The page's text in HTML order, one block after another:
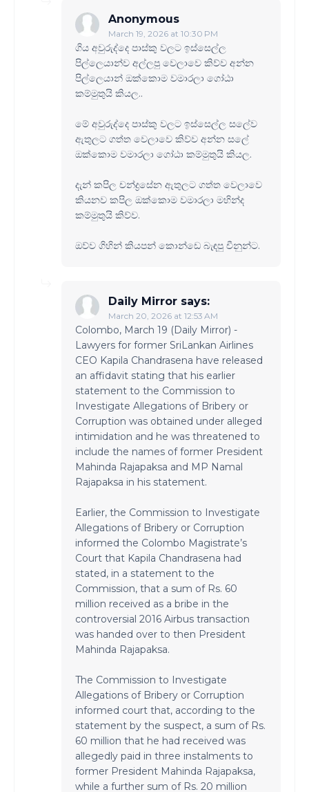
Anonymous
March 19, 2026 at 10:30 PM
ගිය අවුරුද්දෙ පාස්කු වලට ඉස්සෙල්ල
පිල්ලෙයාන්ව අල්ලපු වෙලාවෙ කිව්ව අන්න
පිල්ලෙයාන් ඔක්කොම වමාරලා ගෝඨා
කම්මුතුයි කියල..
මේ අවුරුද්දෙ පාස්කු වලට ඉස්සෙල්ල සලේව
ඇතුලට ගත්ත වෙලාවෙ කිව්ව අන්න සලේ
ඔක්කොම වමාරලා ගෝඨා කම්මුතුයි කියල.
දැන් කපිල චන්ද්‍රසේන ඇතුලට ගත්ත වෙලාවෙ
කියනව කපිල ඔක්කොම වමාරලා මහින්ද
කම්මුතුයි කිව්ව.
ඔව්ව ගිහින් කියපන් කොන්ඩෙ බැඳපු චීනුන්ට.
Daily Mirror says:
March 20, 2026 at 12:53 AM
Colombo, March 19 (Daily Mirror) -
Lawyers for former SriLankan Airlines
CEO Kapila Chandrasena have released
an affidavit stating that his earlier
statement to the Commission to
Investigate Allegations of Bribery or
Corruption was obtained under alleged
intimidation and he was threatened to
include the names of former President
Mahinda Rajapaksa and MP Namal
Rajapaksa in his statement.
Earlier, the Commission to Investigate
Allegations of Bribery or Corruption
informed the Colombo Magistrate’s
Court that Kapila Chandrasena had
stated, in a statement to the
Commission, that a sum of Rs. 60
million received as a bribe in the
controversial 2016 Airbus transaction
was handed over to then President
Mahinda Rajapaksa.
The Commission to Investigate
Allegations of Bribery or Corruption
informed court that, according to the
statement by the suspect, a sum of Rs.
60 million that he had received was
allegedly paid in three instalments to
former President Mahinda Rajapaksa,
while a further sum of Rs. 20 million